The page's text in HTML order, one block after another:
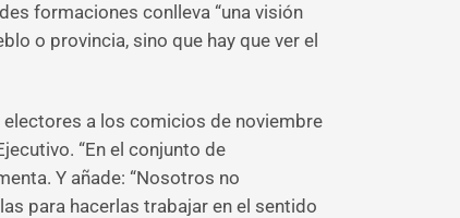
formaciones conlleva “una visión
o provincia, sino que hay que ver el
a los comicios de noviembre
“En el conjunto de
Y añade: “Nosotros no
para hacerlas trabajar en el sentido